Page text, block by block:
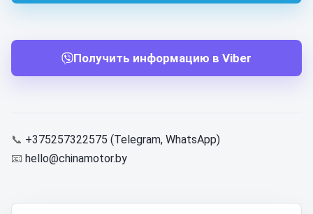
Получить информацию в Viber
📞 +375257322575 (Telegram, WhatsApp)
📧 hello@chinamotor.by